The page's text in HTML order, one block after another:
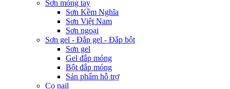
Sơn móng tay
Sơn Kềm Nghĩa
Sơn Việt Nam
Sơn ngoại
Sơn gel - Đắp gel - Đắp bột
Sơn gel
Gel đắp móng
Bột đắp móng
Sản phẩm hỗ trợ
Cọ nail